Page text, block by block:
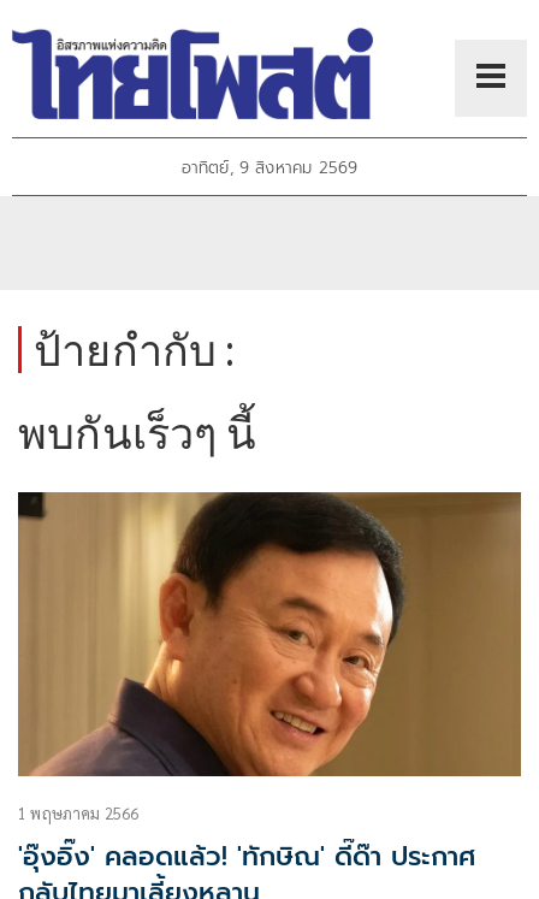
อาทิตย์, 9 สิงหาคม 2569
ป้ายกำกับ :
พบกันเร็วๆ นี้
1 พฤษภาคม 2566
'อุ๊งอิ๊ง' คลอดแล้ว! 'ทักษิณ' ดี๊ด๊า ประกาศ